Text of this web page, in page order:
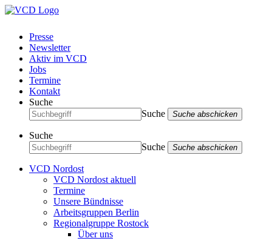
Presse
Newsletter
Aktiv im VCD
Jobs
Termine
Kontakt
Suche
Suche
Suche abschicken
Suche
Suche
Suche abschicken
VCD Nordost
VCD Nordost aktuell
Termine
Unsere Bündnisse
Arbeitsgruppen Berlin
Regionalgruppe Rostock
Über uns